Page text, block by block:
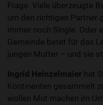
Frage. Viele überzeugte
um den richtigen Partner
immer noch Single. Oder
Gemeinde betet für das
jungen Mutter – und sie
Ingrid Heinzelmaier hat
Kontinenten gesammelt
wollen Mut machen im